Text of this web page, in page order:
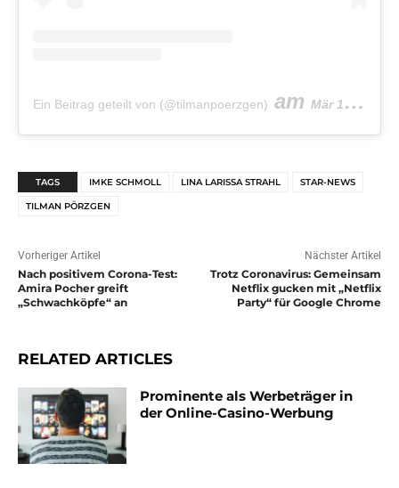
Ein Beitrag geteilt von (@tilmanpoerzgen) am Mär 19, 2020 um 9:15 PDT
TAGS IMKE SCHMOLL LINA LARISSA STRAHL STAR-NEWS
TILMAN PÖRZGEN
Vorheriger Artikel
Nach positivem Corona-Test:
Amira Pocher greift
„Schwachköpfe“ an
Nächster Artikel
Trotz Coronavirus: Gemeinsam
Netflix gucken mit „Netflix
Party“ für Google Chrome
RELATED ARTICLES
Prominente als Werbeträger in
der Online-Casino-Werbung